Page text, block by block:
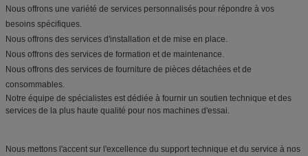
Nous offrons une variété de services personnalisés pour répondre à vos
besoins spécifiques.
Nous offrons des services d'installation et de mise en place.
Nous offrons des services de formation et de maintenance.
Nous offrons des services de fourniture de pièces détachées et de
consommables.
Notre équipe de spécialistes est dédiée à fournir un soutien technique et des
services de la plus haute qualité pour nos machines d'essai.
Nous mettons l'accent sur l'excellence du support technique et du service à nos